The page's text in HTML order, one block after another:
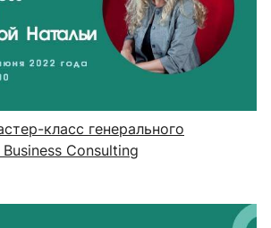
класс генерального
Consulting